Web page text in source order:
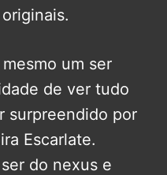
um ser
de ver tudo
surpreendido por
Escarlate.
do nexus e